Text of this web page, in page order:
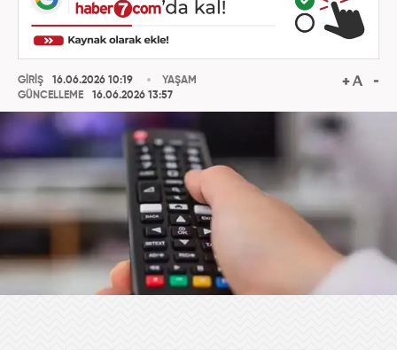
GİRİŞ
16.06.2026 10:19
GÜNCELLEME
16.06.2026 13:57
YAŞAM